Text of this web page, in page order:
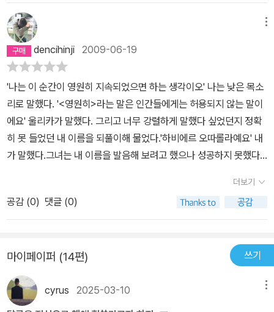
간의 흐름과 물이 바로 그것들이다.-만일 당신이 나였다면 1918년에
자신 또한 보르헤스라고 밝힌 한 노신사 와의 만남을 잊어버린 사실
을 어떻게 설명하실 수 있겠습니까? -나는 채스물이 되지 못한 청년
에게 칠십이 넘은 사람이란 거의 시체와 같은 존재라는 것을 깨달았
다.: 보르헤스가 보르헤스를 만나다. 이해할 수 없지만 사랑할 수밖에
없는 과거의 나와 미래의 나와의 만남이라는 소재를, 이토록 우아하
게 그려낼 수 있다니. 나는 나에게 영원한 타자인 것이다.어쩌면 매 순
간, 매 날을 살아가는 또다른 내가 있는 건지도 모른다. 그들이 서로
만날 수 없다는 건 얼마나 다행인 일인가.
르헤스를 처음 만나 지금껏 5년 동안, 그와 함께하는 탈공간 탈시간
적인 세계 여행은 정말 즐거웠다. 언젠가 내가 정말 좋은 환타지를 쓰
게 된다면 그 첫번째 오마주는 보르헤스가 될 터이다. 그는 내게 눈으
로 볼 수 없는 세계를 열어주고, 나의 끝없이 증식하는 무지를 똑바로
응시하도록 다그쳤다.
dencihinji 2009-06-19
'나는 이 순간이 영원히 지속되었으면 하는 생각이오' 나는 낮은 목소
리로 말했다. '<영원히>라는 말은 인간들에게는 허용되지 않는 말이
에요' 울리카가 말했다. 그리고 너무 강렬하게 말했다 싶었던지 정확
히 못 들었던 내 이름을 되풀이해 물었다.'하비에르 오따롤라예요' 내
가 말했다.그녀는 내 이름을 발음해 보려고 했으나 성공하지 못했다.
당신을 시구르트라고 부르겠어요'그녀가 미소를 지으며 말했다.'만일
내가 시구르트라면 - 내가 말했다 - 당신은 브린힐트겠네요'-27쪽
더보기
공감 (0) 댓글 (0)
마이페이퍼 (14편) 쓰기
cyrus 2025-03-10